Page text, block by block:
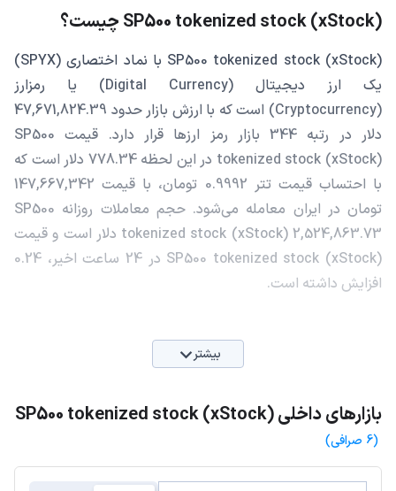
SP500 tokenized stock (xStock) چیست؟
SP500 tokenized stock (xStock) با نماد اختصاری (SPYX)
یک ارز دیجیتال (Digital Currency) یا رمزارز
(Cryptocurrency) است که با ارزش بازار حدود 47,671,824.39
دلار در رتبه 344 بازار رمز ارزها قرار دارد. قیمت SP500
tokenized stock (xStock) در این لحظه 778.34 دلار است که
با احتساب قیمت تتر 0.9992 تومان، با قیمت 147,667,342
تومان در ایران معامله می‌شود. حجم معاملات روزانه SP500
tokenized stock (xStock) 2,524,863.73 دلار است و قیمت
SP500 tokenized stock (xStock) در 24 ساعت اخیر، 0.24
افزایش داشته است.
بیشتر
بازارهای داخلی SP500 tokenized stock (xStock)
(6 صرافی)